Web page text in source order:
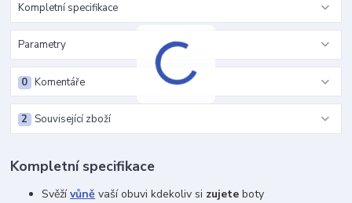
Kompletní specifikace
Parametry
Komentáře
0
Související zboží
2
Kompletní specifikace
Svěžívůně vaší obuvi kdekoliv si zujete boty